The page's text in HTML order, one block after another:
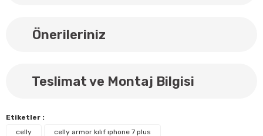
Önerileriniz
Teslimat ve Montaj Bilgisi
Etiketler :
celly
celly armor kılıf ıphone 7 plus